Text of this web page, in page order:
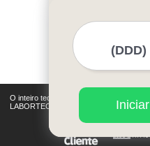
O inteiro teor deste site está sujeito à
LABORTEC (Lei 9610 de 19/02/1998)